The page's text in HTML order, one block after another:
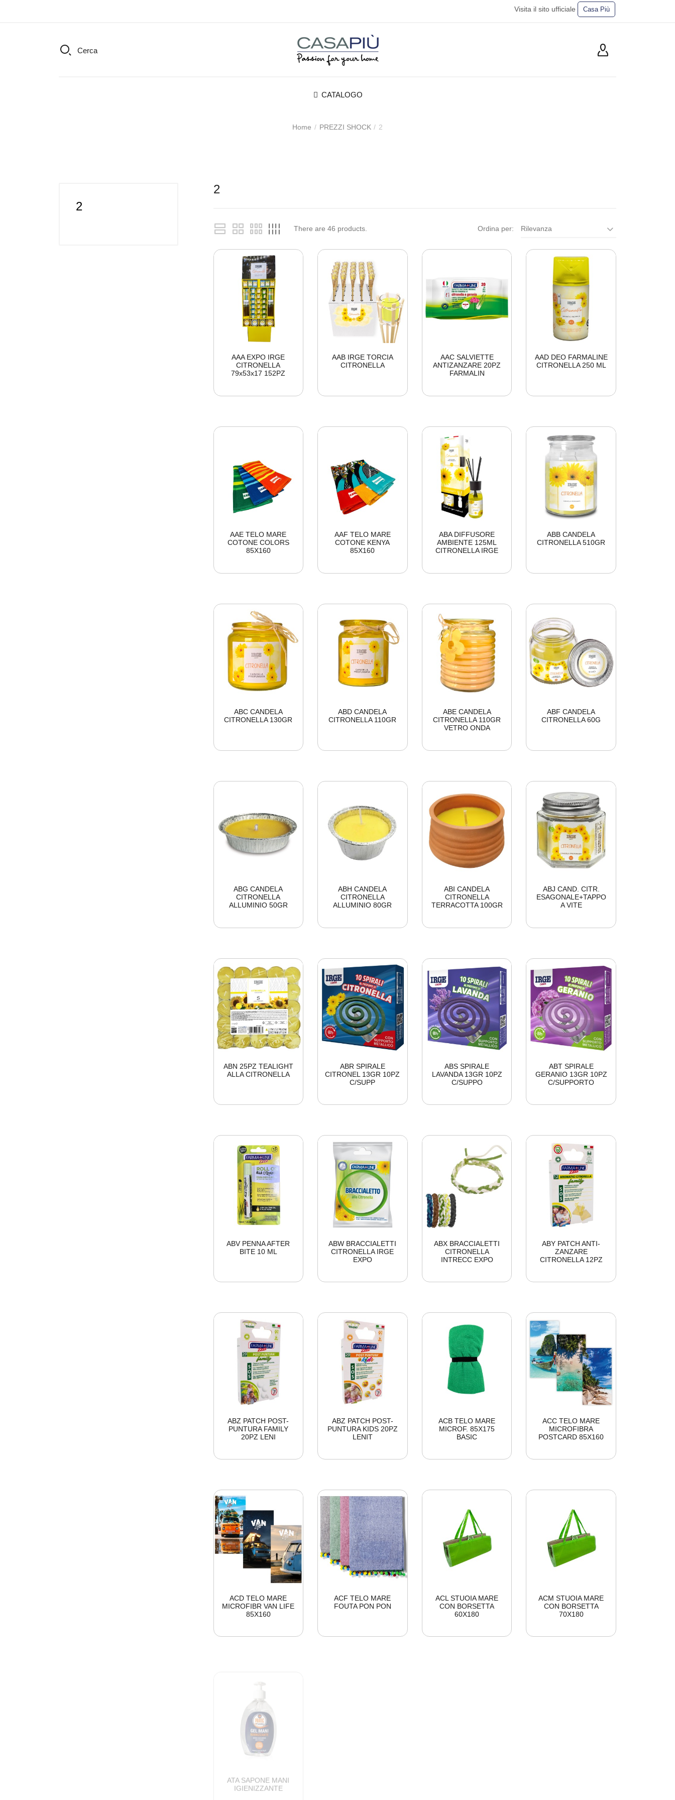
Visita il sito ufficiale Casa Più
Cerca
CATALOGO
Home PREZZI SHOCK 2
2
2
There are 46 products. Ordina per: Rilevanza
AAA EXPO IRGE
CITRONELLA
79x53x17 152PZ
AAB IRGE TORCIA
CITRONELLA
AAC SALVIETTE
ANTIZANZARE 20PZ
FARMALIN
AAD DEO FARMALINE
CITRONELLA 250 ML
AAE TELO MARE
COTONE COLORS
85X160
AAF TELO MARE
COTONE KENYA
85X160
ABA DIFFUSORE
AMBIENTE 125ML
CITRONELLA IRGE
ABB CANDELA
CITRONELLA 510GR
ABC CANDELA
CITRONELLA 130GR
ABD CANDELA
CITRONELLA 110GR
ABE CANDELA
CITRONELLA 110GR
VETRO ONDA
ABF CANDELA
CITRONELLA 60G
ABG CANDELA
CITRONELLA
ALLUMINIO 50GR
ABH CANDELA
CITRONELLA
ALLUMINIO 80GR
ABI CANDELA
CITRONELLA
TERRACOTTA 100GR
ABJ CAND. CITR.
ESAGONALE+TAPPO
A VITE
ABN 25PZ TEALIGHT
ALLA CITRONELLA
ABR SPIRALE
CITRONEL 13GR 10PZ
C/SUPP
ABS SPIRALE
LAVANDA 13GR 10PZ
C/SUPPO
ABT SPIRALE
GERANIO 13GR 10PZ
C/SUPPORTO
ABV PENNA AFTER
BITE 10 ML
ABW BRACCIALETTI
CITRONELLA IRGE
EXPO
ABX BRACCIALETTI
CITRONELLA
INTRECC EXPO
ABY PATCH ANTI-
ZANZARE
CITRONELLA 12PZ
ABZ PATCH POST-
PUNTURA FAMILY
20PZ LENI
ABZ PATCH POST-
PUNTURA KIDS 20PZ
LENIT
ACB TELO MARE
MICROF. 85X175
BASIC
ACC TELO MARE
MICROFIBRA
POSTCARD 85X160
ACD TELO MARE
MICROFIBR VAN LIFE
85X160
ACF TELO MARE
FOUTA PON PON
ACL STUOIA MARE
CON BORSETTA
60X180
ACM STUOIA MARE
CON BORSETTA
70X180
IGIENIZZANTE